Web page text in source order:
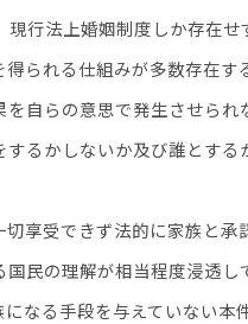
行法上婚姻制度しか存在せ
られる仕組みが多数存在す
自らの意思で発生させられ
るかしないか及び誰とす
享受できず法的に家族と承
民の理解が相当程度浸透し
なる手段を与えていない本